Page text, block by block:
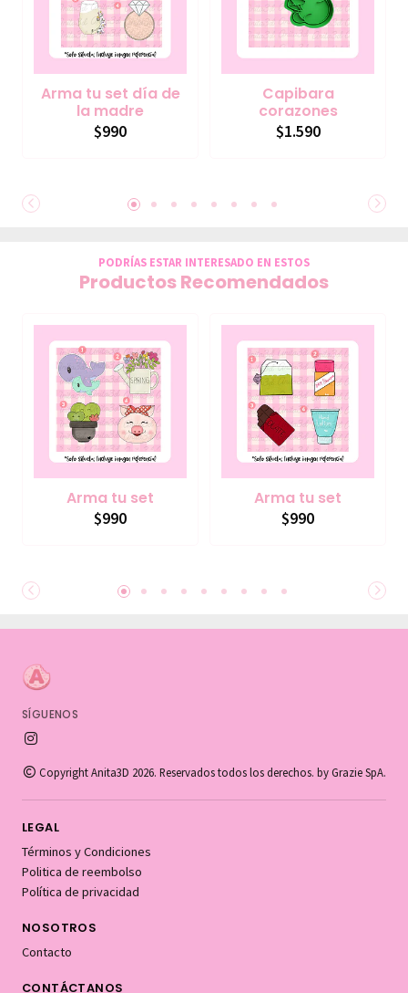
Arma tu set día de
la madre
$990
Capibara
corazones
$1.590
PODRÍAS ESTAR INTERESADO EN ESTOS
Productos Recomendados
Arma tu set
$990
Arma tu set
$990
SÍGUENOS
Copyright Anita3D 2026. Reservados todos los derechos. by Grazie SpA.
LEGAL
Términos y Condiciones
Politica de reembolso
Política de privacidad
NOSOTROS
Contacto
CONTÁCTANOS